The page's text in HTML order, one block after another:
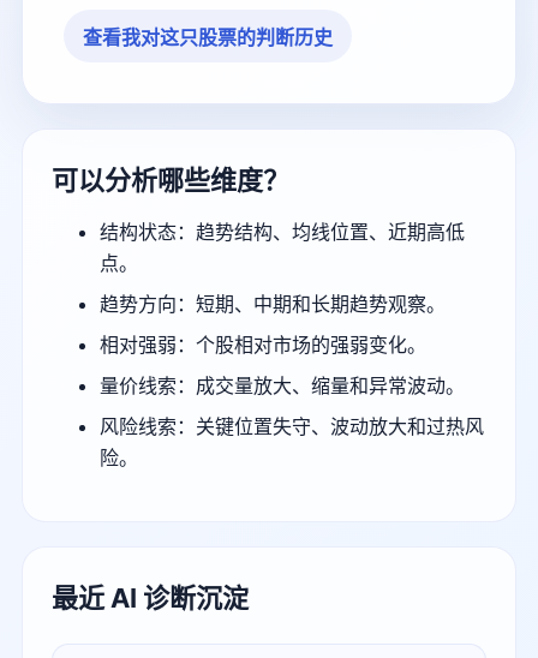
查看我对这只股票的判断历史
可以分析哪些维度？
结构状态：趋势结构、均线位置、近期高低
点。
趋势方向：短期、中期和长期趋势观察。
相对强弱：个股相对市场的强弱变化。
量价线索：成交量放大、缩量和异常波动。
风险线索：关键位置失守、波动放大和过热风
险。
最近 AI 诊断沉淀